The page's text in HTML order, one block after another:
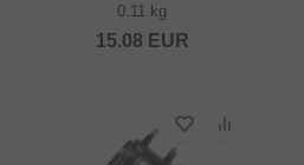
0.11 kg
15.08 EUR